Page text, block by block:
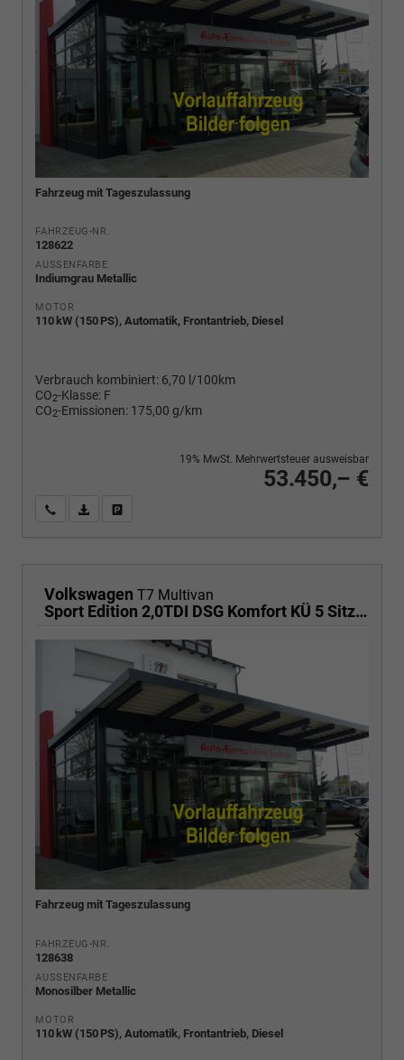
Fahrzeug mit Tageszulassung
FAHRZEUG-NR.
128622
AUSSENFARBE
Indiumgrau Metallic
MOTOR
110 kW (150 PS), Automatik, Frontantrieb, Diesel
Verbrauch kombiniert: 6,70 l/100km
CO2-Klasse: F
CO2-Emissionen: 175,00 g/km
53.450,– €
19% MwSt. Mehrwertsteuer ausweisbar
Wir rufen Sie anPDF-Fahrzeugexposé drucken
Volkswagen T7 Multivan
Sport Edition 2,0TDI DSG Komfort KÜ 5 Sitzer
Fahrzeug mit Tageszulassung
FAHRZEUG-NR.
128638
AUSSENFARBE
Monosilber Metallic
MOTOR
110 kW (150 PS), Automatik, Frontantrieb, Diesel